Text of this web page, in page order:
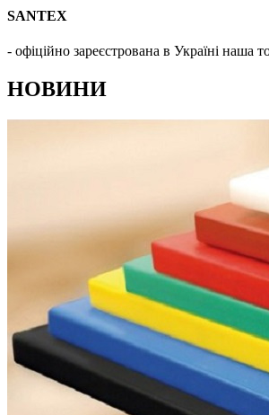
SANTEX
- офіційно зареєстрована в Україні наша
НОВИНИ